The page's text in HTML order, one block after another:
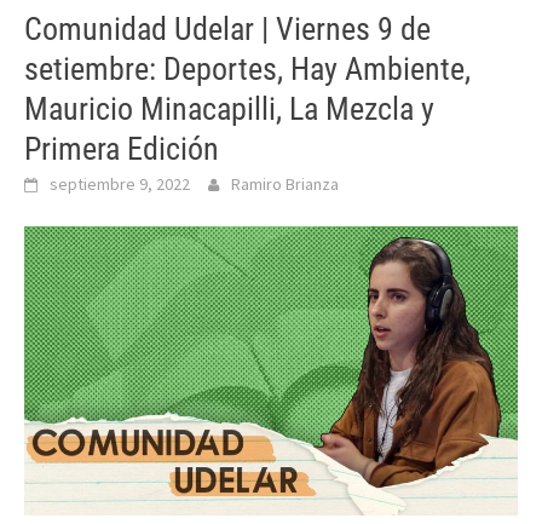
Comunidad Udelar | Viernes 9 de
setiembre: Deportes, Hay Ambiente,
Mauricio Minacapilli, La Mezcla y
Primera Edición
septiembre 9, 2022 Ramiro Brianza